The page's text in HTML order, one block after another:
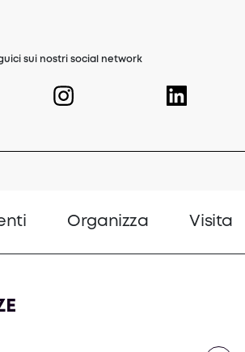
sui nostri social network
a new tab)(opens in a new tab)(opens in a
Organizza Visita